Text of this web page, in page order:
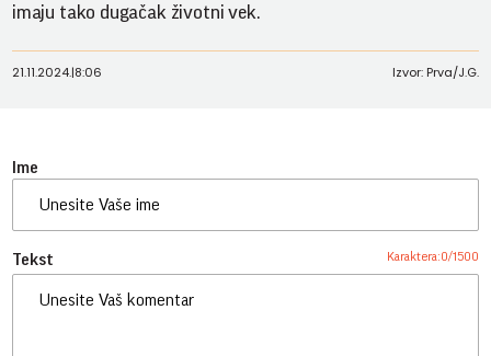
imaju tako dugačak životni vek.
21.11.2024.|8:06 Izvor: Prva/J.G.
Ime
Tekst Karaktera:0/1500